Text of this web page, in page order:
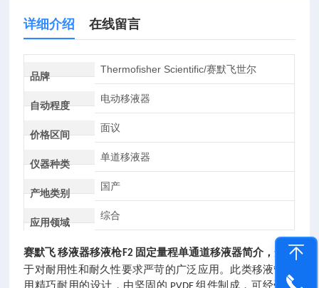
详细介绍 在线留言
品牌
Thermofisher Scientific/赛默飞世尔
自动程度
电动移液器
价格区间
面议
仪器种类
单道移液器
产地类别
国产
应用领域
综合
赛默飞 移液器移液枪F2 固定量程单通道移液器简介， 适用
于对耐用性和耐久性要求严苛的广泛应用。此类移液管采
用精巧耐用的设计，由坚固的
组件制成，可经受刺